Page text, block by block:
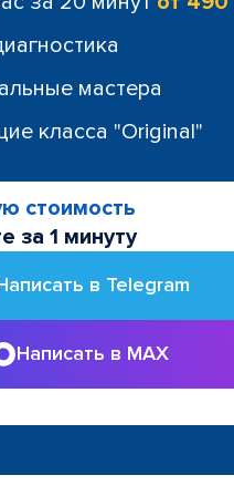
мастера
класса "Original"
стоимость
за 1 минуту
в Telegram
Написать в MAX